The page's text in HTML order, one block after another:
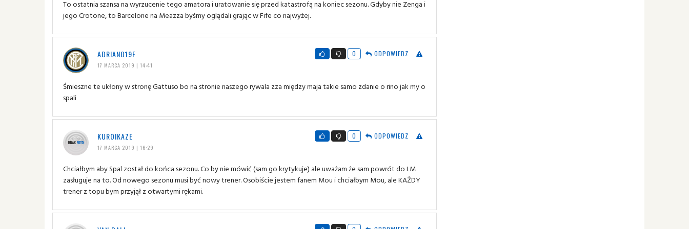
To ostatnia szansa na wyrzucenie tego amatora i uratowanie się przed katastrofą na koniec sezonu. Gdyby nie Zenga i
jego Crotone, to Barcelone na Meazza byśmy oglądali grając w Fife co najwyżej.
ADRIANO19F
17 MARCA 2019 | 14:41
0 ODPOWIEDZ
Śmieszne te ukłony w stronę Gattuso bo na stronie naszego rywala zza między maja takie samo zdanie o rino jak my o
spali
KUROIKAZE
17 MARCA 2019 | 16:29
0 ODPOWIEDZ
Chciałbym aby Spal został do końca sezonu. Co by nie mówić (sam go krytykuje) ale uważam że sam powrót do LM
zasługuje na to. Od nowego sezonu musi być nowy trener. Osobiście jestem fanem Mou i chciałbym Mou, ale KAŻDY
trener z topu bym przyjął z otwartymi rękami.